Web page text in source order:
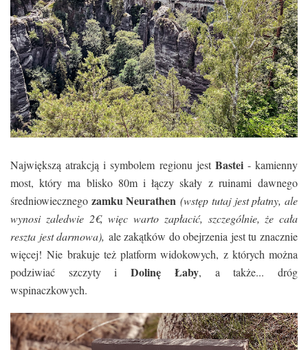
Największą atrakcją i symbolem regionu jest Bastei- kamienny
most, który ma blisko 80m i łączy skały z ruinami dawnego
średniowiecznego zamku Neurathen(wstęp tutaj jest płatny, ale
wynosi zaledwie 2€, więc warto zapłacić, szczególnie, że cała
reszta jest darmowa), ale zakątków do obejrzenia jest tu znacznie
więcej!Nie brakuje też platform widokowych, z których można
podziwiać szczyty iDolinę Łaby, a także... dróg
wspinaczkowych.